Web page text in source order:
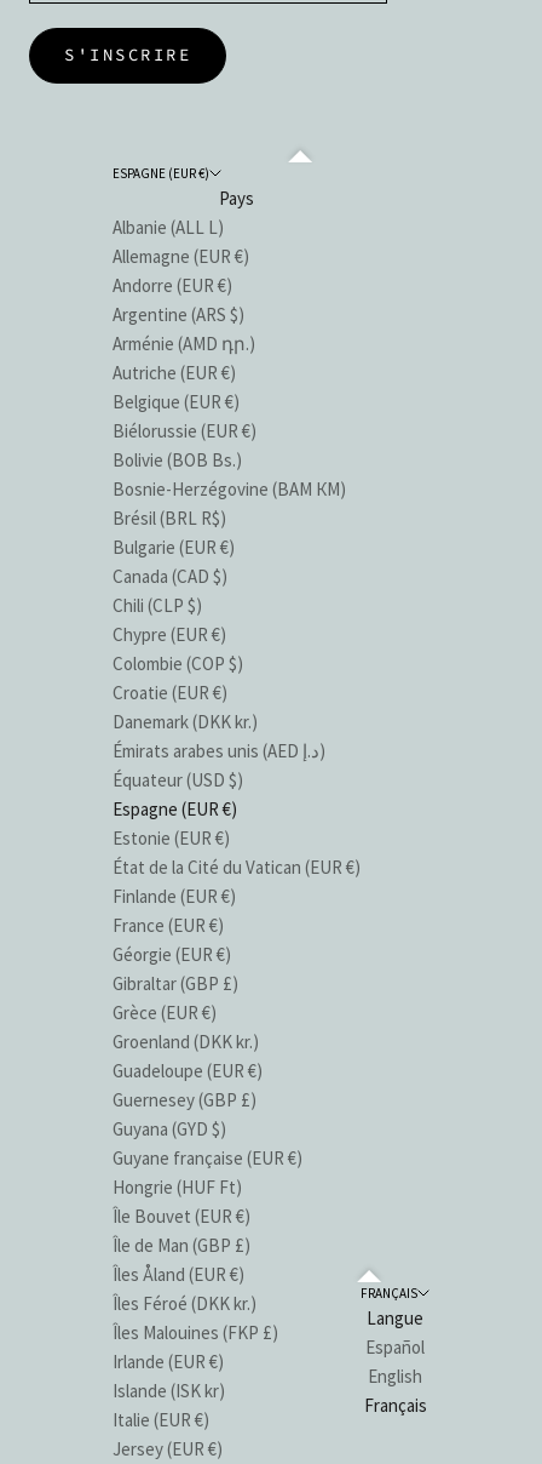
S'INSCRIRE
ESPAGNE (EUR €)
Pays
Albanie (ALL L)
Allemagne (EUR €)
Andorre (EUR €)
Argentine (ARS $)
Arménie (AMD դր.)
Autriche (EUR €)
Belgique (EUR €)
Biélorussie (EUR €)
Bolivie (BOB Bs.)
Bosnie-Herzégovine (BAM КМ)
Brésil (BRL R$)
Bulgarie (EUR €)
Canada (CAD $)
Chili (CLP $)
Chypre (EUR €)
Colombie (COP $)
Croatie (EUR €)
Danemark (DKK kr.)
Émirats arabes unis (AED د.إ)
Équateur (USD $)
Espagne (EUR €)
Estonie (EUR €)
État de la Cité du Vatican (EUR €)
Finlande (EUR €)
France (EUR €)
Géorgie (EUR €)
Gibraltar (GBP £)
Grèce (EUR €)
Groenland (DKK kr.)
Guadeloupe (EUR €)
Guernesey (GBP £)
Guyana (GYD $)
Guyane française (EUR €)
Hongrie (HUF Ft)
Île Bouvet (EUR €)
Île de Man (GBP £)
Îles Åland (EUR €)
Îles Féroé (DKK kr.)
Îles Malouines (FKP £)
Irlande (EUR €)
Islande (ISK kr)
Italie (EUR €)
Jersey (EUR €)
FRANÇAIS
Langue
Español
English
Français